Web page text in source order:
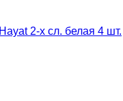
2-х сл. белая 4 шт.